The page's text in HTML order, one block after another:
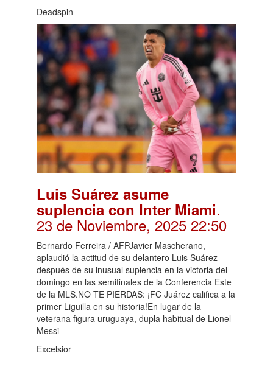
Deadspin
Luis Suárez asume
suplencia con Inter Miami.
23 de Noviembre, 2025 22:50
Bernardo Ferreira / AFPJavier Mascherano,
aplaudió la actitud de su delantero Luis Suárez
después de su inusual suplencia en la victoria del
domingo en las semifinales de la Conferencia Este
de la MLS.NO TE PIERDAS: ¡FC Juárez califica a la
primer Liguilla en su historia!En lugar de la
veterana figura uruguaya, dupla habitual de Lionel
Messi
Excelsior